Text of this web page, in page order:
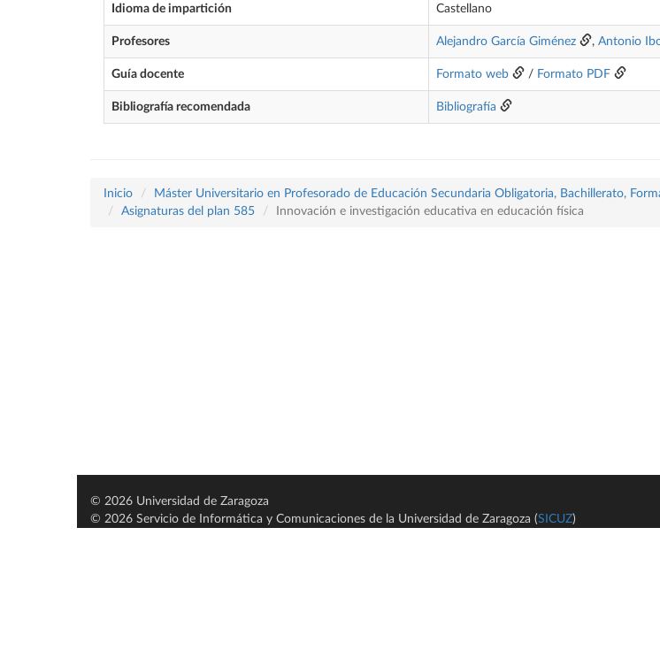
Idioma de impartición Castellano
Profesores Alejandro García Giménez , Antonio
Guía docente Formato web / Formato PDF
Bibliografía recomendada Bibliografía
Inicio
Máster Universitario en Profesorado de Educación Secundaria Obligatoria, Bachillerato,
Asignaturas del plan 585
Innovación e investigación educativa en educación física
© 2026 Universidad de Zaragoza
© 2026 Servicio de Informática y Comunicaciones de la Universidad de Zaragoza (SICUZ)